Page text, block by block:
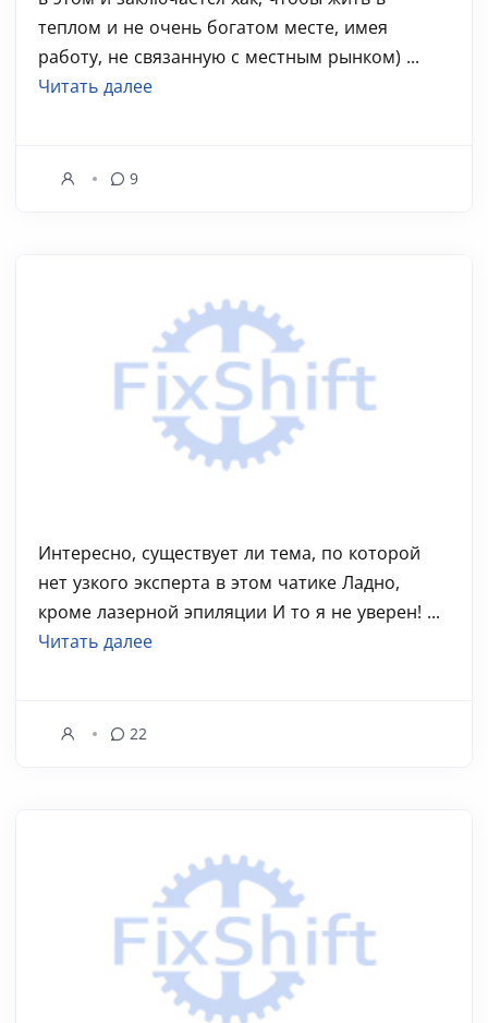
теплом и не очень богатом месте, имея
работу, не связанную с местным рынком) ...
Читать далее
9
Интересно, существует ли тема, по которой
нет узкого эксперта в этом чатике Ладно,
кроме лазерной эпиляции И то я не уверен! ...
Читать далее
22